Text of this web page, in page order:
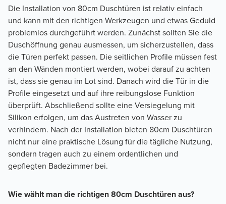
Die Installation von 80cm Duschtüren ist relativ einfach
und kann mit den richtigen Werkzeugen und etwas Geduld
problemlos durchgeführt werden. Zunächst sollten Sie die
Duschöffnung genau ausmessen, um sicherzustellen, dass
die Türen perfekt passen. Die seitlichen Profile müssen fest
an den Wänden montiert werden, wobei darauf zu achten
ist, dass sie genau im Lot sind. Danach wird die Tür in die
Profile eingesetzt und auf ihre reibungslose Funktion
überprüft. Abschließend sollte eine Versiegelung mit
Silikon erfolgen, um das Austreten von Wasser zu
verhindern. Nach der Installation bieten 80cm Duschtüren
nicht nur eine praktische Lösung für die tägliche Nutzung,
sondern tragen auch zu einem ordentlichen und
gepflegten Badezimmer bei.
Wie wählt man die richtigen 80cm Duschtüren aus?